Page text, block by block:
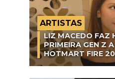
ARTISTAS
LIZ MACEDO FAZ
PRIMEIRA GEN Z
HOTMART FIRE